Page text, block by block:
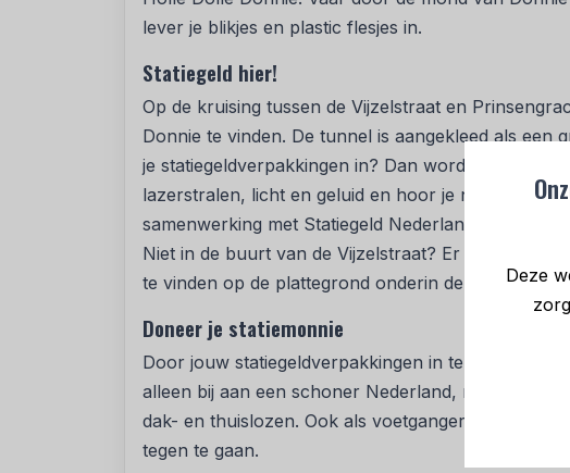
Deze
lever je blikjes en plastic flesjes in.
Statiegeld hier!
Op de kruising tussen de Vijzelstraat en
Donnie te vinden. De tunnel is aangekleed als een
je statiegeldverpakkingen in? Dan word je
lazerstralen, licht en geluid en hoor je natuurlijk
samenwerking met Statiegeld Nederland. Zo wordt
Niet in de buurt van de Vijzelstraat? Er zijn
te vinden op de plattegrond onderin deze pagina.
Doneer je statiemonnie
Door jouw statiegeldverpakkingen in te leveren bij
alleen bij aan een schoner Nederland, maar
dak- en thuislozen. Ook als voetganger kun je hier
tegen te gaan.